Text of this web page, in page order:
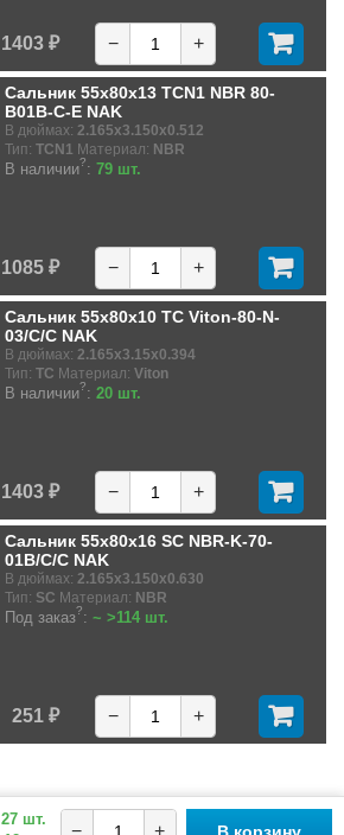
27 шт.
− +
1403 ₽ − +
Сальник 55x80x13 TCN1 NBR 80-
B01B-C-E NAK
В дюймах: 2.165x3.150x0.512
Тип: TCN1 Материал: NBR
В наличии?: 79 шт.
1085 ₽ − +
Сальник 55x80x10 TC Viton-80-N-
03/C/C NAK
В дюймах: 2.165x3.15x0.394
Тип: TC Материал: Viton
В наличии?: 20 шт.
1403 ₽ − +
Сальник 55x80x16 SC NBR-K-70-
01B/C/C NAK
В дюймах: 2.165x3.150x0.630
Тип: SC Материал: NBR
Под заказ?: ~ >114 шт.
251 ₽ − +